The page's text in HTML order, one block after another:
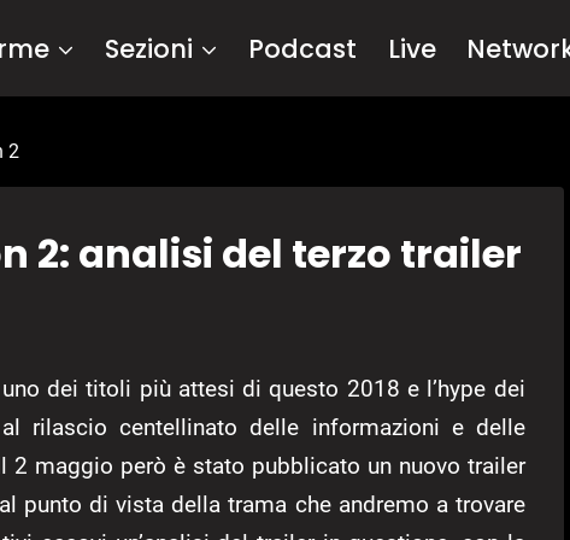
Sezioni Podcast Live
2
2: analisi del terzo trailer
dei titoli più attesi di questo 2018 e l’hype dei
rilascio centellinato delle informazioni e delle
2 maggio però è stato pubblicato un nuovo trailer
punto di vista della trama che andremo a trovare